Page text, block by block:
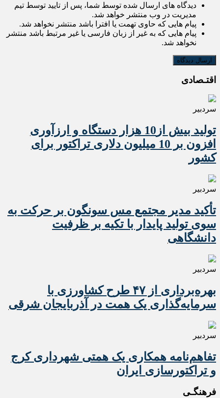
دیدگاه های ارسال شده توسط شما، پس از تایید توسط تیم
مدیریت در وب منتشر خواهد شد.
پیام هایی که حاوی تهمت یا افترا باشد منتشر نخواهد شد.
پیام هایی که به غیر از زبان فارسی یا غیر مرتبط باشد منتشر
نخواهد شد.
اقتـصادی
سردبیر
تولید بیش از10 هزار دستگاه و ارزآوری
افزون بر 10 میلیون دلاری تراکتور برای
کشور
سردبیر
تأکید مدیر مجتمع مس سونگون بر حرکت به
سوی تولید پایدار با تکیه بر ظرفیت
دانشگاهی
سردبیر
بهره‌برداری از ۴۷ طرح کشاورزی با
سرمایه‌گذاری یک همت در آذربایجان شرقی
سردبیر
تفاهم‌نامه همکاری یک همتی شهرداری کرج
و تراکتورسازی ایران
فرهنگـی